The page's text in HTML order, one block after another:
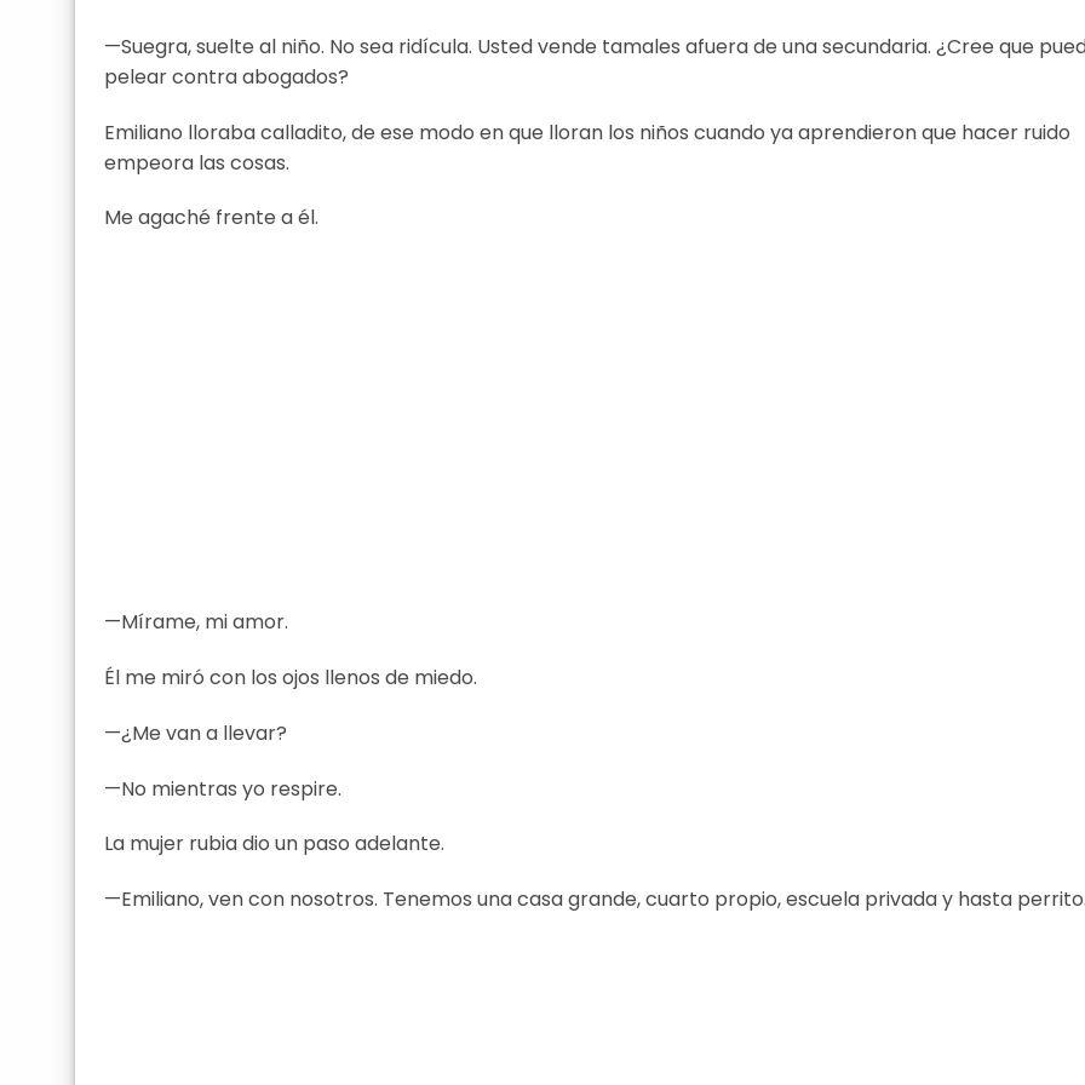
—Suegra, suelte al niño. No sea ridícula. Usted vende tamales afuera de una secundaria. ¿Cree que
pelear contra abogados?
Emiliano lloraba calladito, de ese modo en que lloran los niños cuando ya aprendieron que hacer ruido
empeora las cosas.
Me agaché frente a él.
—Mírame, mi amor.
Él me miró con los ojos llenos de miedo.
—¿Me van a llevar?
—No mientras yo respire.
La mujer rubia dio un paso adelante.
—Emiliano, ven con nosotros. Tenemos una casa grande, cuarto propio, escuela privada y hasta